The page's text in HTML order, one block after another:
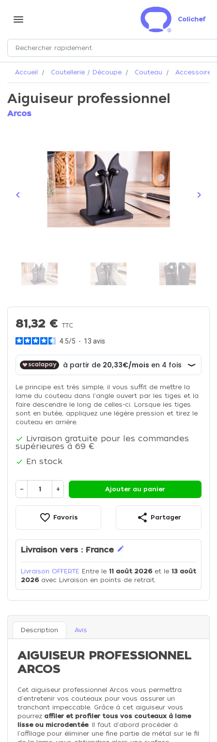
menu Colichef
Accueil Coutellerie / Découpe Couteau
Aiguiseur professionnel
Arcos
Précédent
keyboard_arrow_left keyboard_arrow_right
81,32 €TTC
4.5/5 - 13 avis
Le principe est très simple, il vous suffit de mettre la
lame du couteau dans l'angle ouvert par les tiges et la
faire descendre le long de celles-ci. Lorsque les tiges
sont en butée, appliquez une légère pression et tirez le
couteau en arrière.
 Livraison gratuite pour les commandes
supérieures à 69 €
 En stock
− + Ajouter au panier
favorite_border Favoris share Partager
Livraison vers : France edit
Livraison OFFERTE Entre le 11 août 2026et le 13 août
2026avec Livraison en points de retrait.
Description Avis
AIGUISEUR PROFESSIONNEL
ARCOS
Cet aiguiseur professionnel Arcos vous permettra
d'entretenir vos couteaux pour vous assurer un
tranchant impeccable. Grâce à cet aiguiseur vous
pourrez affiler et profiler tous vos couteaux à lame
lisse ou microdentée. Il faut d'abord procéder à
l'affilage pour éliminer une fine partie de métal sur le fil